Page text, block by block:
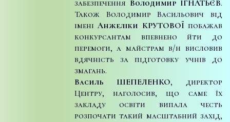
забезпечення Володимир ІГНАТЬЄВ.
Також Володимир Васильович від
іменіАнжеліки КРУТОВОЇ побажав
конкурсантам впевнено йти до
перемоги, а майстрам в/н висловив
вдячність за підготовку учнів до
змагань.
Василь ШЕПЕЛЕНКО, директор
Центру, наголосив, що саме їх
закладу освіти випала честь
розпочати такий масштабний захід,